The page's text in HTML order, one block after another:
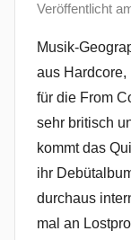
Veröffentlicht
Musik-
aus Hardcore,
für die From
sehr britisch
kommt das
ihr
durchaus
mal an